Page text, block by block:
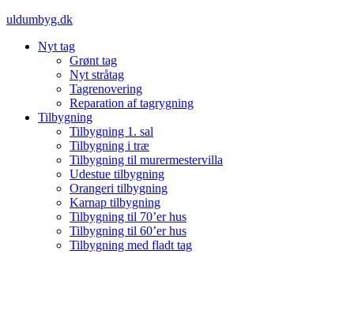
Videre
indhold
uldumbyg.dk
Nyt tag
Grønt tag
Nyt stråtag
Tagrenovering
Reparation af tagrygning
Tilbygning
Tilbygning 1. sal
Tilbygning i træ
Tilbygning til murermestervilla
Udestue tilbygning
Orangeri tilbygning
Karnap tilbygning
Tilbygning til 70’er hus
Tilbygning til 60’er hus
Tilbygning med fladt tag